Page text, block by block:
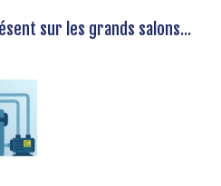
sur les grands salons...